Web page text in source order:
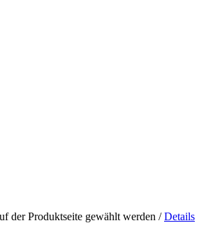
der Produktseite gewählt werden / Details